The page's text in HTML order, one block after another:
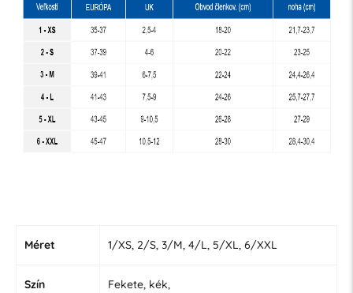
Méret 1/XS, 2/S, 3/M, 4/L, 5/XL, 6/XXL
Szín Fekete, kék,